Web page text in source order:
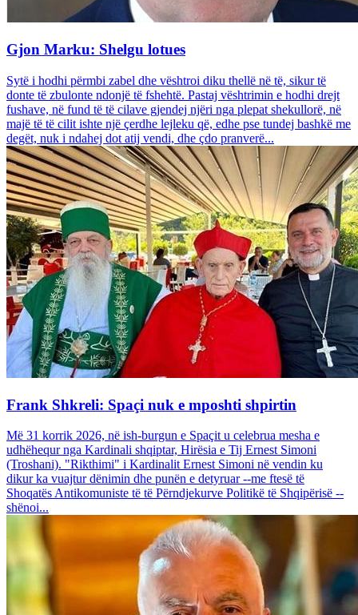
Gjon Marku: Shelgu lotues
Sytë i hodhi përmbi zabel dhe vështroi diku thellë në të, sikur të
donte të zbulonte ndonjë të fshehtë. Pastaj vështrimin e hodhi drejt
fushave, në fund të të cilave gjendej njëri nga plepat shekullorë, në
majë të të cilit ishte një çerdhe lejleku që, edhe pse tundej bashkë me
degët, nuk i ndahej dot atij vendi, dhe çdo pranverë...
Frank Shkreli: Spaçi nuk e mposhti shpirtin
Më 31 korrik 2026, në ish-burgun e Spaçit u celebrua mesha e
udhëhequr nga Kardinali shqiptar, Hirësia e Tij Ernest Simoni
(Troshani). "Rikthimi" i Kardinalit Ernest Simoni në vendin ku
dikur ka vuajtur dënimin dhe punën e detyruar --me ftesë të
Shoqatës Antikomuniste të të Përndjekurve Politikë të Shqipërisë --
shënoi...